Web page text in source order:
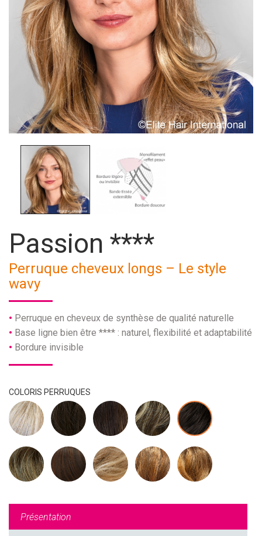
Passion ****
Perruque cheveux longs – Le style
wavy
Perruque en cheveux de synthèse de qualité naturelle
Base ligne bien être **** : naturel, flexibilité et adaptabilité
Bordure invisible
COLORIS PERRUQUES
Présentation